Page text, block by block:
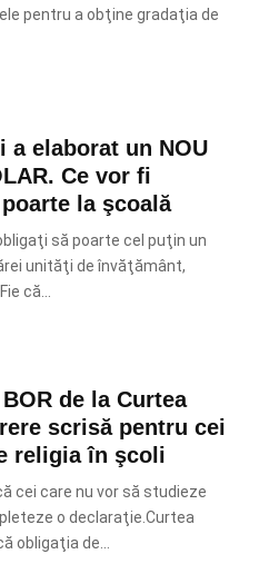
pentru a obţine gradaţia de
a elaborat un NOU
Ce vor fi
la şcoală
să poarte cel puţin un
unităţi de învăţământ,
că...
de la Curtea
scrisă pentru cei
religia în şcoli
cei care nu vor să studieze
o declaraţie.Curtea
obligaţia de...